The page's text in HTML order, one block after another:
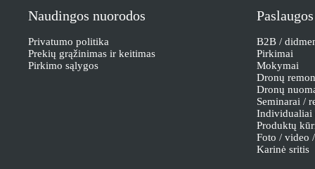
Naudingos nuorodos
Privatumo politika
Prekių grąžinimas ir keitimas
Pirkimo sąlygos
Paslaugos
B2B /
Pirkimai
Mokymai
Dronų
Dronų
Seminarai /
Individualiai
Produktų
Foto / video
Karinė sritis